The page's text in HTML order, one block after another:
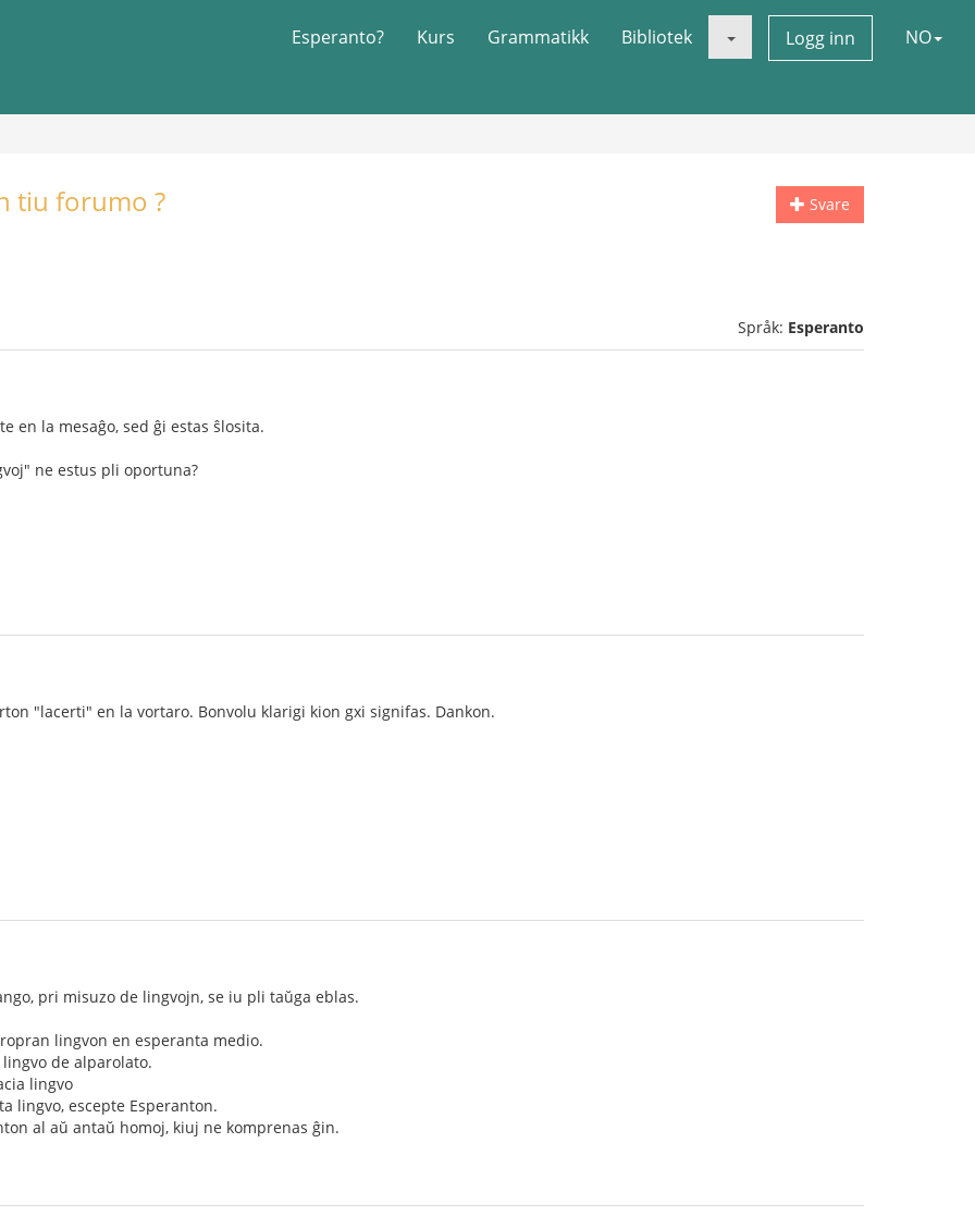
Esperanto? Kurs Grammatikk Bibliotek Logg inn NO
Svare
tiu forumo ?
Språk: Esperanto
en la mesaĝo, sed ĝi estas ŝlosita.
ne estus pli oportuna?
"lacerti" en la vortaro. Bonvolu klarigi kion gxi signifas. Dankon.
pri misuzo de lingvojn, se iu pli taŭga eblas.
lingvon en esperanta medio.
de alparolato.
lingvo
lingvo, escepte Esperanton.
al aŭ antaŭ homoj, kiuj ne komprenas ĝin.